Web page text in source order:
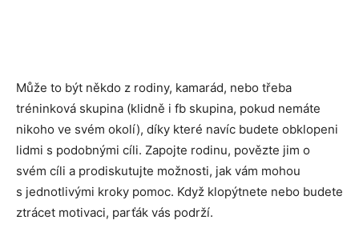
Může to být někdo z rodiny, kamarád, nebo třeba
tréninková skupina (klidně i fb skupina, pokud nemáte
nikoho ve svém okolí), díky které navíc budete obklopeni
lidmi s podobnými cíli. Zapojte rodinu, povězte jim o
svém cíli a prodiskutujte možnosti, jak vám mohou
s jednotlivými kroky pomoc. Když klopýtnete nebo budete
ztrácet motivaci, parťák vás podrží.